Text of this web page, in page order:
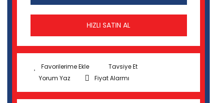
HIZLI SATIN AL
Tavsiye Et
Yorum Yaz
Fiyat Alarmı